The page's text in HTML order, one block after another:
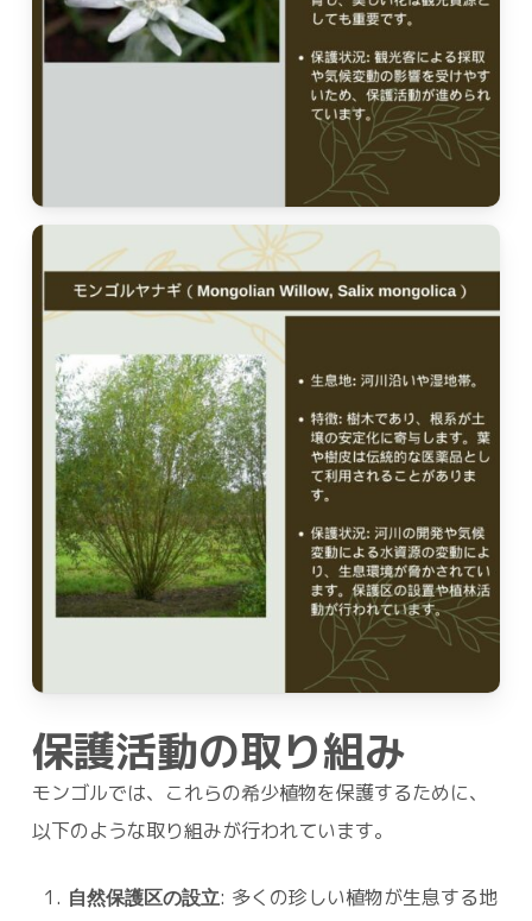
保護活動の取り組み
モンゴルでは、これらの希少植物を保護するために、
以下のような取り組みが行われています。
自然保護区の設立: 多くの珍しい植物が生息する地